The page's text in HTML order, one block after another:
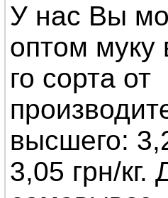
У нас Вы
оптом муку
го сорта от
высшего:
3,05 грн/кг.